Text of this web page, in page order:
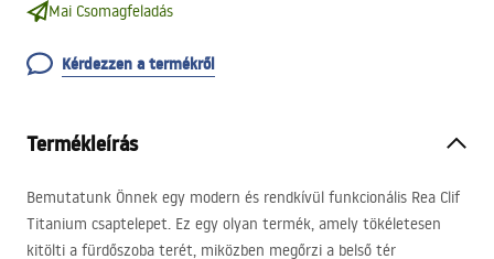
Mai Csomagfeladás
Kérdezzen a termékről
Termékleírás
Bemutatunk Önnek egy modern és rendkívül funkcionális Rea Clif
Titanium csaptelepet. Ez egy olyan termék, amely tökéletesen
kitölti a fürdőszoba terét, miközben megőrzi a belső tér